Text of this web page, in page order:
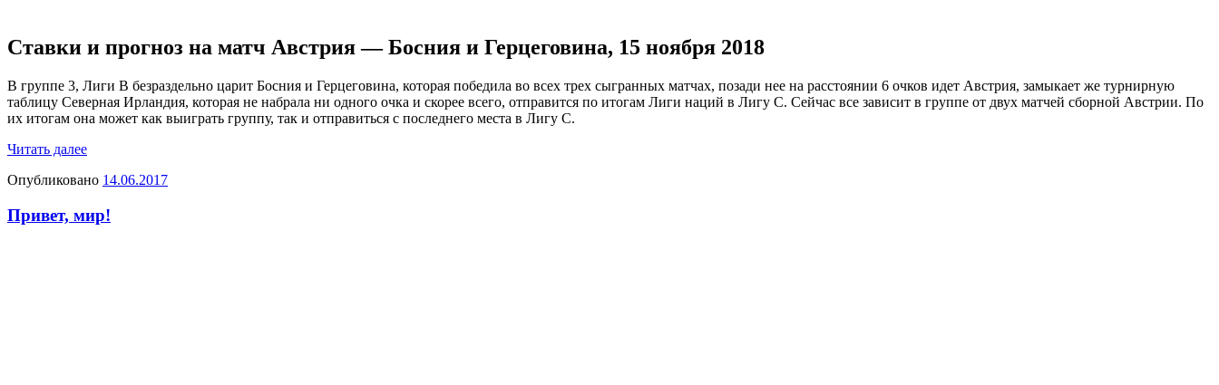
Ставки и прогноз на матч Австрия — Босния и Герцеговина, 15 ноября 2018
В группе 3, Лиги B безраздельно царит Босния и Герцеговина, которая победила во всех трех сыгранных матчах, позади нее на расстоянии 6 очков идет Австрия, замыкает же турнирную
таблицу Северная Ирландия, которая не набрала ни одного очка и скорее всего, отправится по итогам Лиги наций в Лигу С. Сейчас все зависит в группе от двух матчей сборной Австрии. По
их итогам она может как выиграть группу, так и отправиться с последнего места в Лигу С.
Читать далее
Опубликовано 14.06.2017
Привет, мир!